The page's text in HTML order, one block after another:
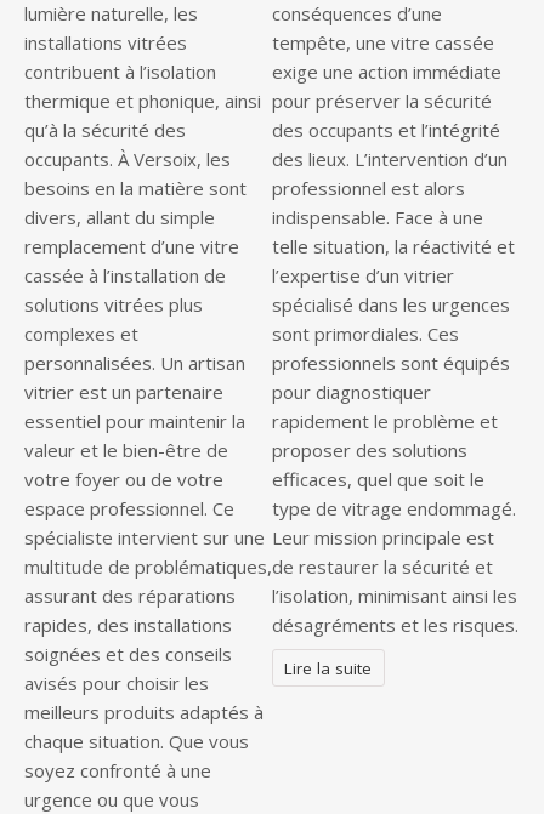
lumière naturelle, les
installations vitrées
contribuent à l’isolation
thermique et phonique, ainsi
qu’à la sécurité des
occupants. À Versoix, les
besoins en la matière sont
divers, allant du simple
remplacement d’une vitre
cassée à l’installation de
solutions vitrées plus
complexes et
personnalisées. Un artisan
vitrier est un partenaire
essentiel pour maintenir la
valeur et le bien-être de
votre foyer ou de votre
espace professionnel. Ce
spécialiste intervient sur une
multitude de problématiques,
assurant des réparations
rapides, des installations
soignées et des conseils
avisés pour choisir les
meilleurs produits adaptés à
chaque situation. Que vous
soyez confronté à une
urgence ou que vous
conséquences d’une
tempête, une vitre cassée
exige une action immédiate
pour préserver la sécurité
des occupants et l’intégrité
des lieux. L’intervention d’un
professionnel est alors
indispensable. Face à une
telle situation, la réactivité et
l’expertise d’un vitrier
spécialisé dans les urgences
sont primordiales. Ces
professionnels sont équipés
pour diagnostiquer
rapidement le problème et
proposer des solutions
efficaces, quel que soit le
type de vitrage endommagé.
Leur mission principale est
de restaurer la sécurité et
l’isolation, minimisant ainsi les
désagréments et les risques.
Lire la suite